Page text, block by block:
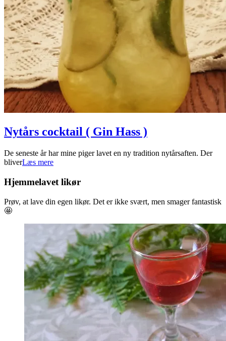
Nytårs cocktail ( Gin Hass )
2022-
01-
De seneste år har mine piger lavet en ny tradition nytårsaften. Der
bliverLæs mere
Hjemmelavet likør
Prøv, at lave din egen likør. Det er ikke svært, men smager fantastisk
🤩